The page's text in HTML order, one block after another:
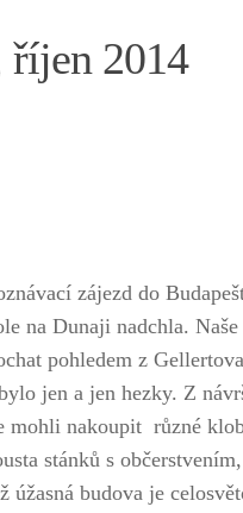
říjen 2014
zájezd do
na Dunaji nadchla.
pohledem z
jen a jen hezky. Z
nakoupit různé
stánků s
budova je